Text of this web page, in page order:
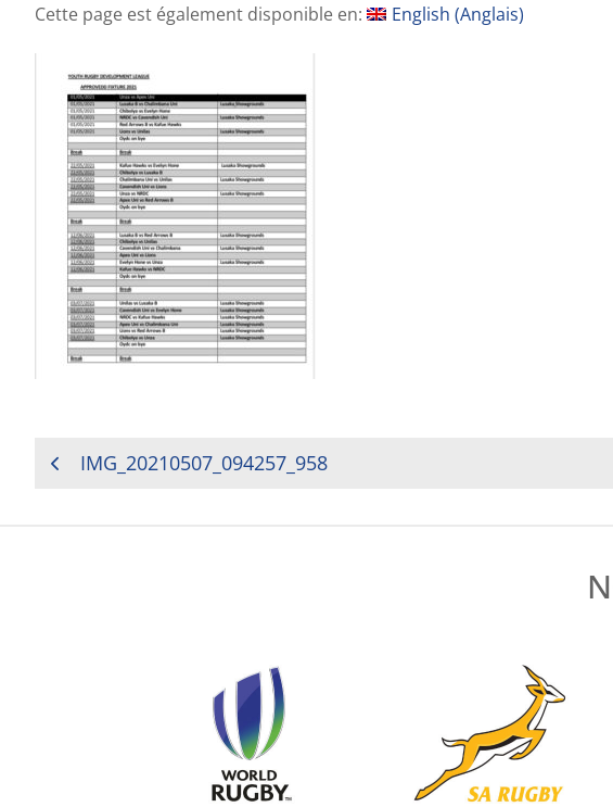
Cette page est également disponible en: English (Anglais)
NAVIGATION
IMG_20210507_094257_958